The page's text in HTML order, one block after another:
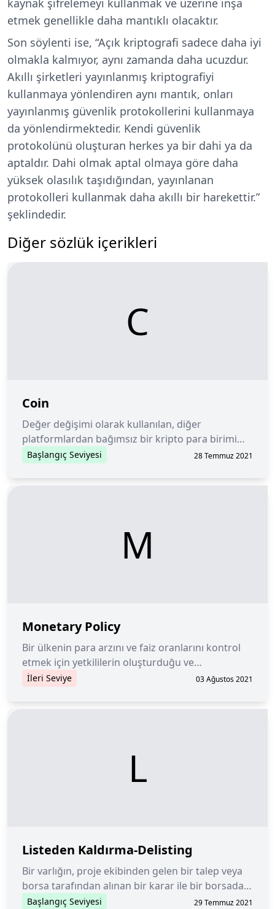
kaynak şifrelemeyi kullanmak ve üzerine inşa
etmek genellikle daha mantıklı olacaktır.
Son söylenti ise, “Açık kriptografi sadece daha iyi
olmakla kalmıyor, aynı zamanda daha ucuzdur.
Akıllı şirketleri yayınlanmış kriptografiyi
kullanmaya yönlendiren aynı mantık, onları
yayınlanmış güvenlik protokollerini kullanmaya
da yönlendirmektedir. Kendi güvenlik
protokolünü oluşturan herkes ya bir dahi ya da
aptaldır. Dahi olmak aptal olmaya göre daha
yüksek olasılık taşıdığından, yayınlanan
protokolleri kullanmak daha akıllı bir harekettir.”
şeklindedir.
Diğer sözlük içerikleri
C
Coin
Değer değişimi olarak kullanılan, diğer
platformlardan bağımsız bir kripto para birimi
veya dijital para.
Başlangıç Seviyesi 28 Temmuz 2021
M
Monetary Policy
Bir ülkenin para arzını ve faiz oranlarını kontrol
etmek için yetkililerin oluşturduğu ve
benimsediği politikaları ifade eder.
İleri Seviye 03 Ağustos 2021
L
Listeden Kaldırma-Delisting
Bir varlığın, proje ekibinden gelen bir talep veya
borsa tarafından alınan bir karar ile bir borsadan
çıkarılması.
Başlangıç Seviyesi 29 Temmuz 2021